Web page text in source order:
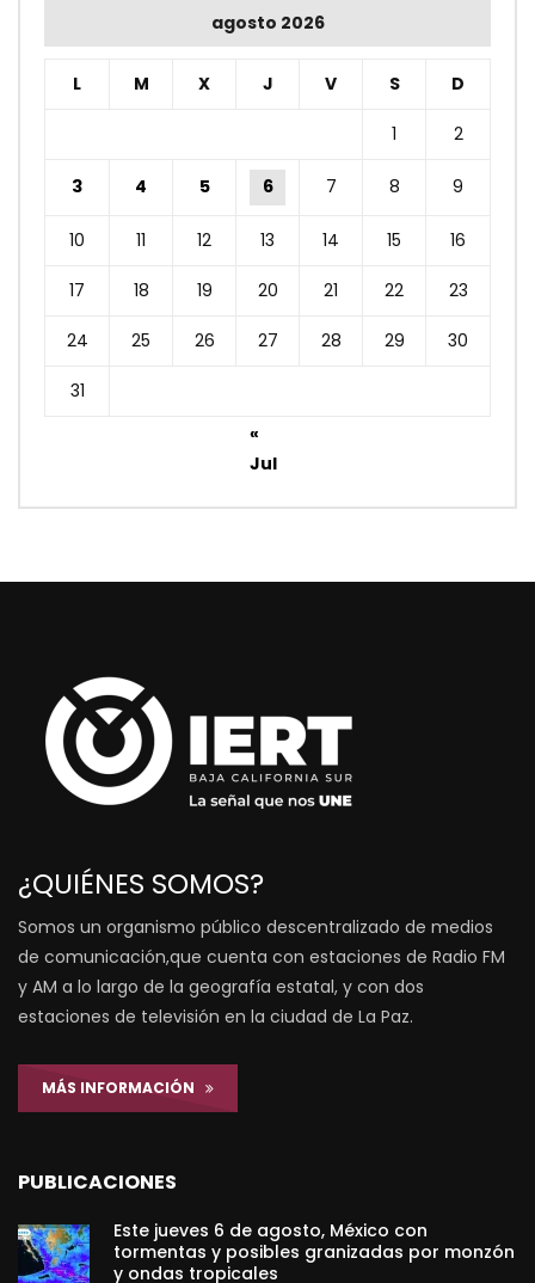
agosto 2026
L M X J V S D
1 2
3 4 5 6 7 8 9
10 11 12 13 14 15 16
17 18 19 20 21 22 23
24 25 26 27 28 29 30
31
«
Jul
¿QUIÉNES SOMOS?
Somos un organismo público descentralizado de medios
de comunicación,que cuenta con estaciones de Radio FM
y AM a lo largo de la geografía estatal, y con dos
estaciones de televisión en la ciudad de La Paz.
MÁS INFORMACIÓN
PUBLICACIONES
Este jueves 6 de agosto, México con
tormentas y posibles granizadas por monzón
y ondas tropicales